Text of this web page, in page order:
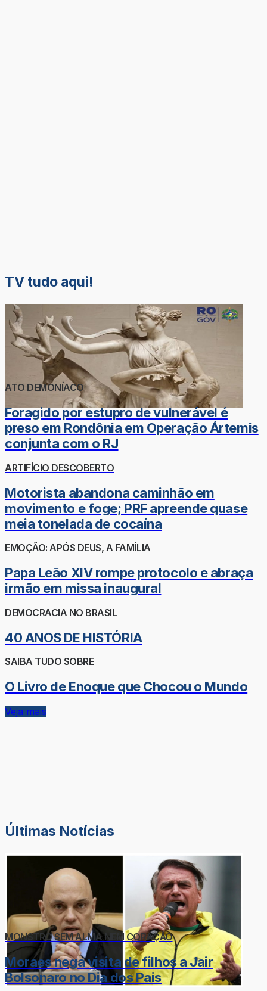
TV tudo aqui!
ATO DEMONÍACO
Foragido por estupro de vulnerável é
preso em Rondônia em Operação Ártemis
conjunta com o RJ
ARTIFÍCIO DESCOBERTO
Motorista abandona caminhão em
movimento e foge; PRF apreende quase
meia tonelada de cocaína
EMOÇÃO: APÓS DEUS, A FAMÍLIA
Papa Leão XIV rompe protocolo e abraça
irmão em missa inaugural
DEMOCRACIA NO BRASIL
40 ANOS DE HISTÓRIA
SAIBA TUDO SOBRE
O Livro de Enoque que Chocou o Mundo
Veja mais
Últimas Notícias
MONSTRO SEM ALMA NEM CORAÇÃO
Moraes nega visita de filhos a Jair
Bolsonaro no Dia dos Pais